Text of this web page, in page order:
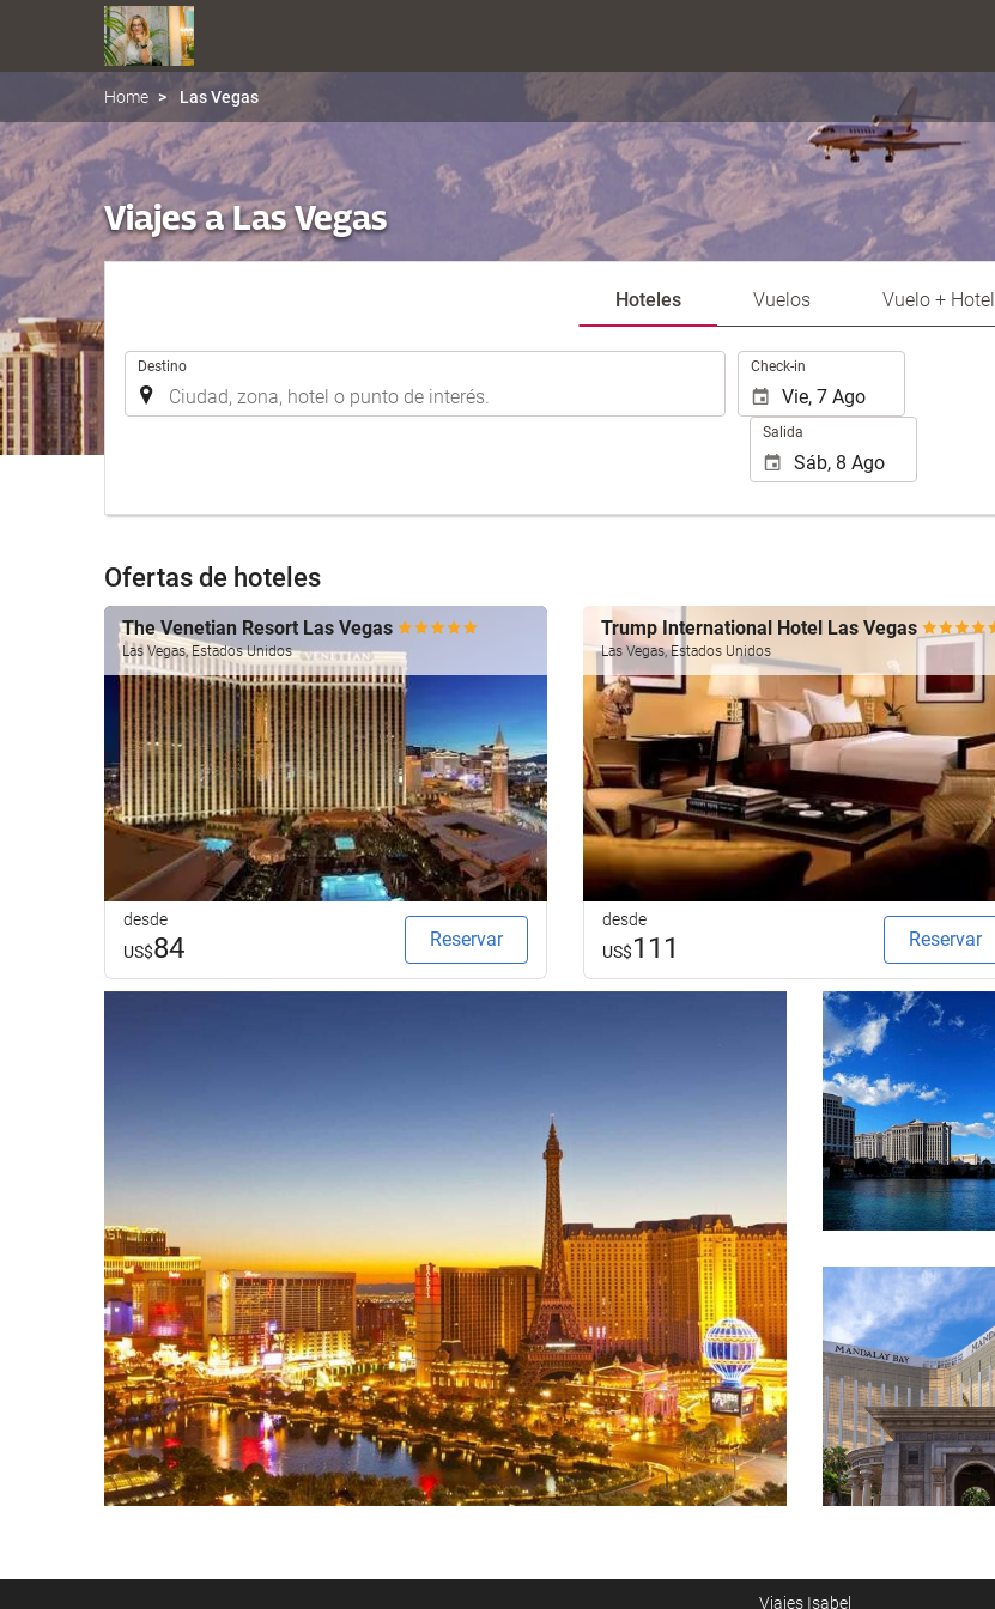
Home Las Vegas
Viajes a Las Vegas
Hoteles Vuelos Vuelo + Hotel
Destino Check-in
Salida
Ofertas de hoteles
The Venetian Resort Las Vegas
Las Vegas, Estados Unidos
desde
US$84 Reservar
Trump International Hotel Las Vegas
Las Vegas, Estados Unidos
desde
US$111 Reservar
Viajes Isabel